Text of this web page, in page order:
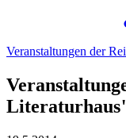
Veranstaltungen der